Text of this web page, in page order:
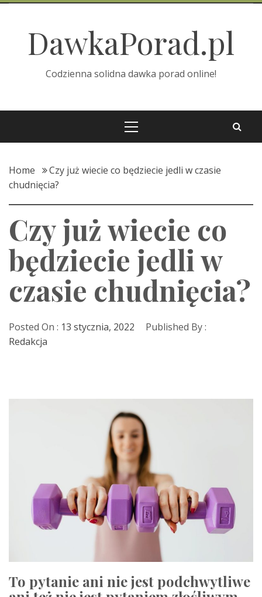
Skip
contentDawkaPorad.pl
Codzienna solidna dawka porad online!
Home
Czy już wiecie co będziecie jedli w czasie
chudnięcia?
Czy już wiecie co
będziecie jedli w
czasie chudnięcia?
Posted On : 13 stycznia, 2022
Published By :
Redakcja
To pytanie ani nie jest podchwytliwe